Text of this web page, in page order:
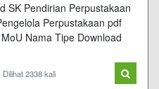
SK Pendirian Perpustakaan
Perpustakaan pdf
Nama Tipe Download
2338 kali